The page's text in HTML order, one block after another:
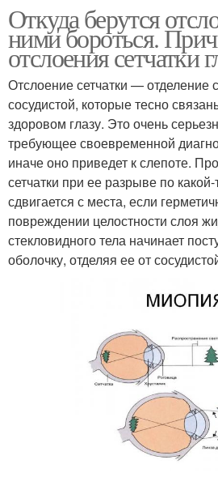
Откуда берутся
ними бороться.
отслоения сетчатки
Отслоение сетчатки — отделение
сосудистой, которые тесно
здоровом глазу. Это очень
требующее своевременной
иначе оно приведет к слепоте.
сетчатки при ее разрыве по
сдвигается с места, если
повреждении целостности слоя
стекловидного тела начинает
оболочку, отделяя ее от